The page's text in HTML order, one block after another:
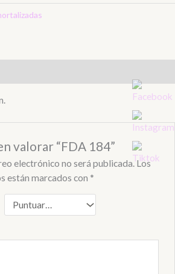
valorar “FDA 184”
electrónico no será publicada. Los
están marcados con *